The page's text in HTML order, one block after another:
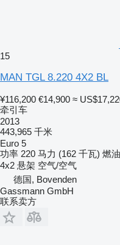
15
MAN TGL 8.220 4X2 BL
¥116,200 €14,900 ≈
牵引车
2013
443,965 千米
Euro 5
功率 220 马力 (162 千瓦) 燃油
4x2 悬架 空气/空气
德国, Bovenden
Gassmann GmbH
联系卖方